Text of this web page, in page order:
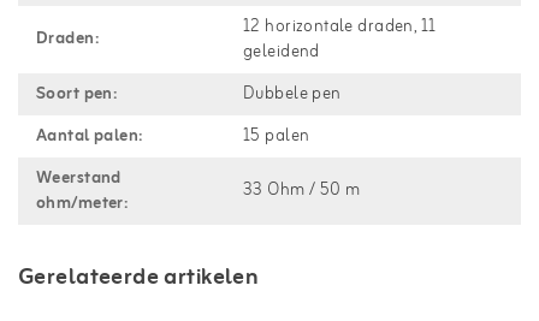
Draden:
12 horizontale draden, 11
geleidend
Soort pen:
Dubbele pen
Aantal palen:
15 palen
Weerstand
ohm/meter:
33 Ohm / 50 m
Gerelateerde artikelen